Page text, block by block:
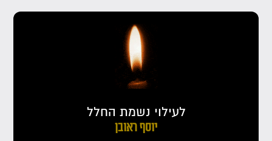
לעילוי נשמת החלל
יוסף ראובן